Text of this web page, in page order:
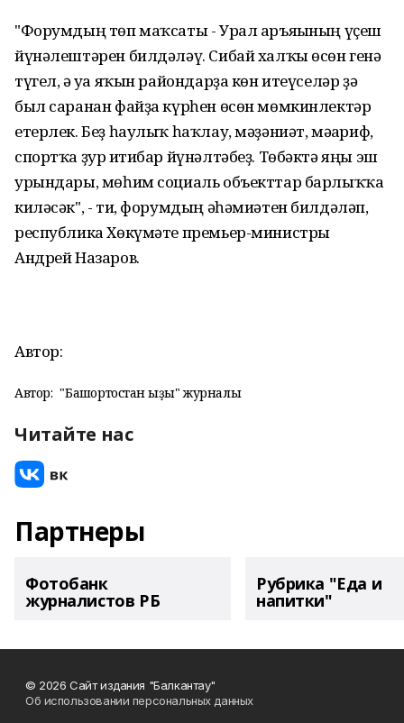
"Форумдың төп маҡсаты - Урал аръяғының үҫеш
йүнәлештәрен билдәләү. Сибай халҡы өсөн генә
түгел, ә уға яҡын райондарҙа көн итеүселәр ҙә
был саранан файҙа күрһен өсөн мөмкинлектәр
етерлек. Беҙ һаулыҡ һаҡлау, мәҙәниәт, мәғариф,
спортҡа ҙур иғтибар йүнәлтәбеҙ. Төбәктә яңы эш
урындары, мөһим социаль объекттар барлыҡҡа
киләсәк", - ти, форумдың әһәмиәтен билдәләп,
республика Хөкүмәте премьер-министры
Андрей Назаров.
Автор:
Автор: "Башҡортостан ҡыҙы" журналы
Читайте нас
Партнеры
Фотобанк
журналистов РБ
Рубрика "Еда и
напитки"
© 2026 Сайт издания "Балкантау"
Об использовании персональных данных